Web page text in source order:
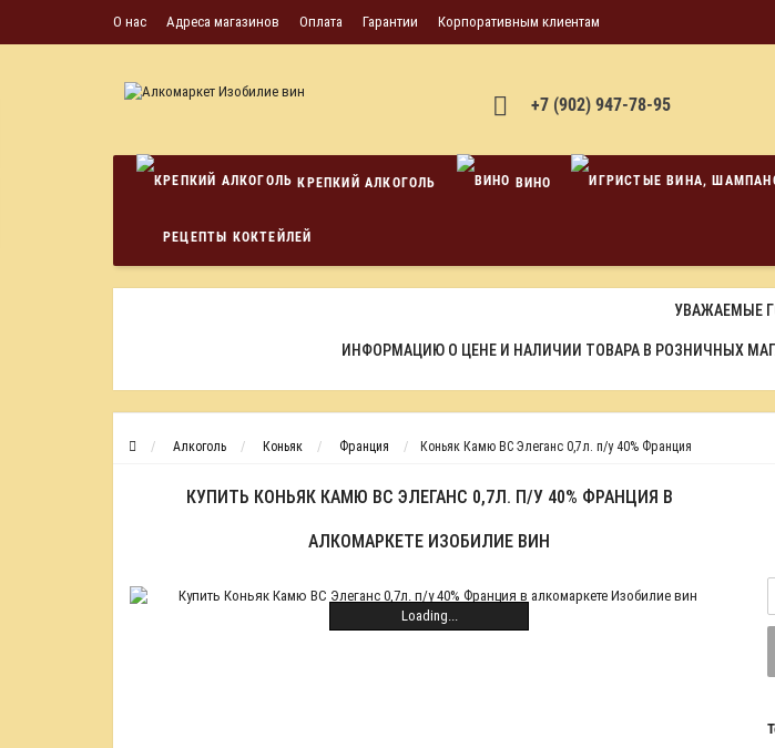
О нас Адреса магазинов Оплата Гарантии Корпоративным клиентам
+7 (902) 947-78-95
КРЕПКИЙ АЛКОГОЛЬ ВИНО
РЕЦЕПТЫ КОКТЕЙЛЕЙ
УВАЖАЕМЫЕ
ИНФОРМАЦИЮ О ЦЕНЕ И НАЛИЧИИ ТОВАРА В РОЗНИЧНЫХ
Алкоголь Коньяк Франция Коньяк Камю ВС Элеганс 0,7л. п/у 40% Франция
КУПИТЬ КОНЬЯК КАМЮ ВС ЭЛЕГАНС 0,7Л. П/У 40% ФРАНЦИЯ В
АЛКОМАРКЕТЕ ИЗОБИЛИЕ ВИН
Loading...